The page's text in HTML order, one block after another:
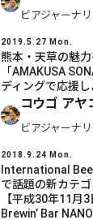
ビアジャーナ
2019.5.27 Mon.
熊本・天草の魅
「AMAKUSA
ディングで応援し
コウゴ アヤ
ビアジャーナ
2018.9.24 Mon.
International
で話題の新カテ
【平成30年11月
Brewin’ Bar